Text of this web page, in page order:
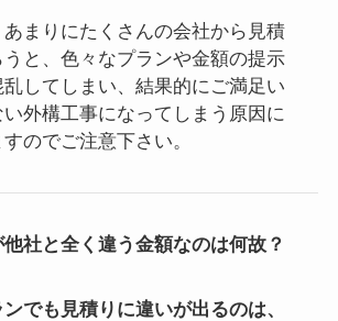
あまりにたくさんの会社から見積
うと、色々なプランや金額の提示
乱してしまい、結果的にご満足い
外構工事になってしまう原因に
のでご注意下さい。
他社と全く違う金額なのは何故？
ンでも見積りに違いが出るのは、